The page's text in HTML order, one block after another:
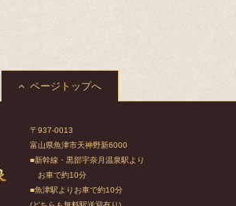
ページトップへ
〒937-0013
富山県魚津市天神野新6000
■新幹線・黒部宇奈月温泉駅より
お車で約10分
■魚津駅よりお車で約10分